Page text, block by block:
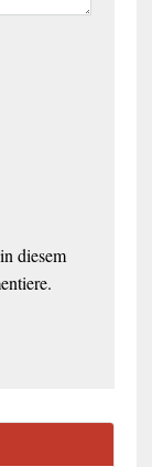
diesem